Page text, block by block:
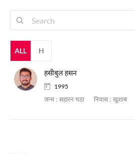
ALL H
हसीबुल हसन
1995
जन्म : सहारन चठा निवास : खुशाब